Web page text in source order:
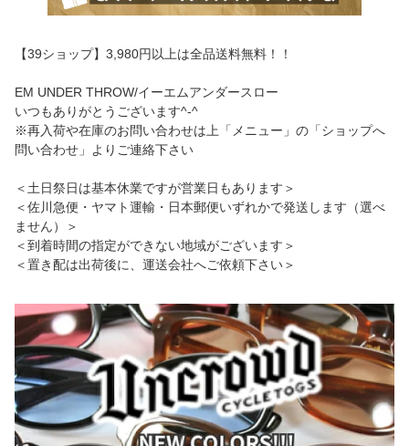
【39ショップ】3,980円以上は全品送料無料！！
EM UNDER THROW/イーエムアンダースロー
いつもありがとうございます^-^
※再入荷や在庫のお問い合わせは上「メニュー」の「ショップへ
問い合わせ」よりご連絡下さい
＜土日祭日は基本休業ですが営業日もあります＞
＜佐川急便・ヤマト運輸・日本郵便いずれかで発送します（選べ
ません）＞
＜到着時間の指定ができない地域がございます＞
＜置き配は出荷後に、運送会社へご依頼下さい＞